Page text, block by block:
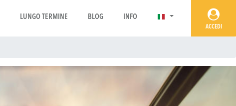
LUNGO TERMINE BLOG INFO
ACCEDI